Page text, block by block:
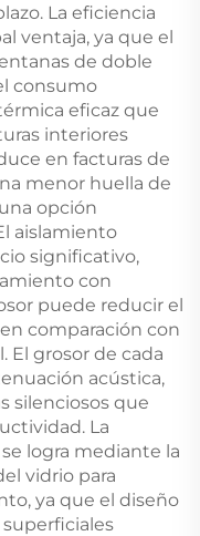
La eficiencia
ventaja, ya que el
de doble
consumo
eficaz que
interiores
en facturas de
menor huella de
opción
aislamiento
significativo,
con
puede reducir el
comparación con
El grosor de cada
acústica,
silenciosos que
La
logra mediante la
vidrio para
ya que el diseño